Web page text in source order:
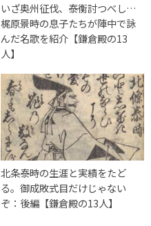
いざ奥州征伐、泰衡討つべし…
梶原景時の息子たちが陣中で詠
んだ名歌を紹介【鎌倉殿の13
人】
北条泰時の生涯と実績をたど
る。御成敗式目だけじゃない
ぞ：後編【鎌倉殿の13人】